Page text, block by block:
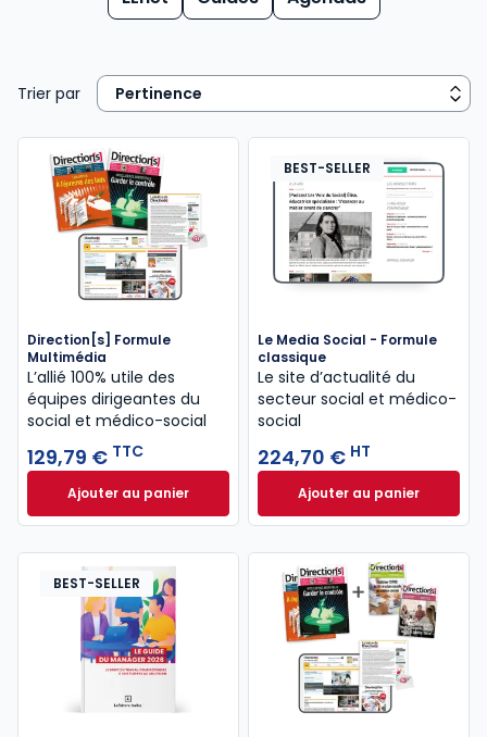
Trier par
Direction[s] Formule
Multimédia
L’allié 100% utile des
équipes dirigeantes du
social et médico-social
129,79 € TTC
Ajouter au panierDirection[s] Formule Multimédia à 129,79 € TTC
BEST-SELLER
Le Media Social - Formule
classique
Le site d’actualité du
secteur social et médico-
social
224,70 € HT
Ajouter au panier
Le Media Social -
BEST-SELLER